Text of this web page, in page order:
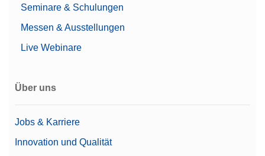
Seminare & Schulungen
Messen & Ausstellungen
Live Webinare
Über uns
Jobs & Karriere
Innovation und Qualität